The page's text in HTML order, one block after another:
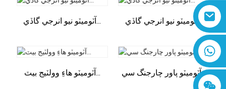
8618019377761
آٽوميٽو نيو انرجي گاڏي... آٽوميٽو نيو انرجي گاڏي...
آٽوميٽو هاءِ وولٽيج بيٽ... آٽوميٽو پاور چارجنگ سي...